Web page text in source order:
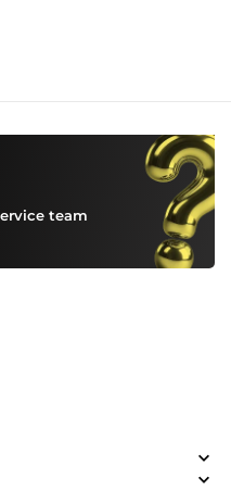
team